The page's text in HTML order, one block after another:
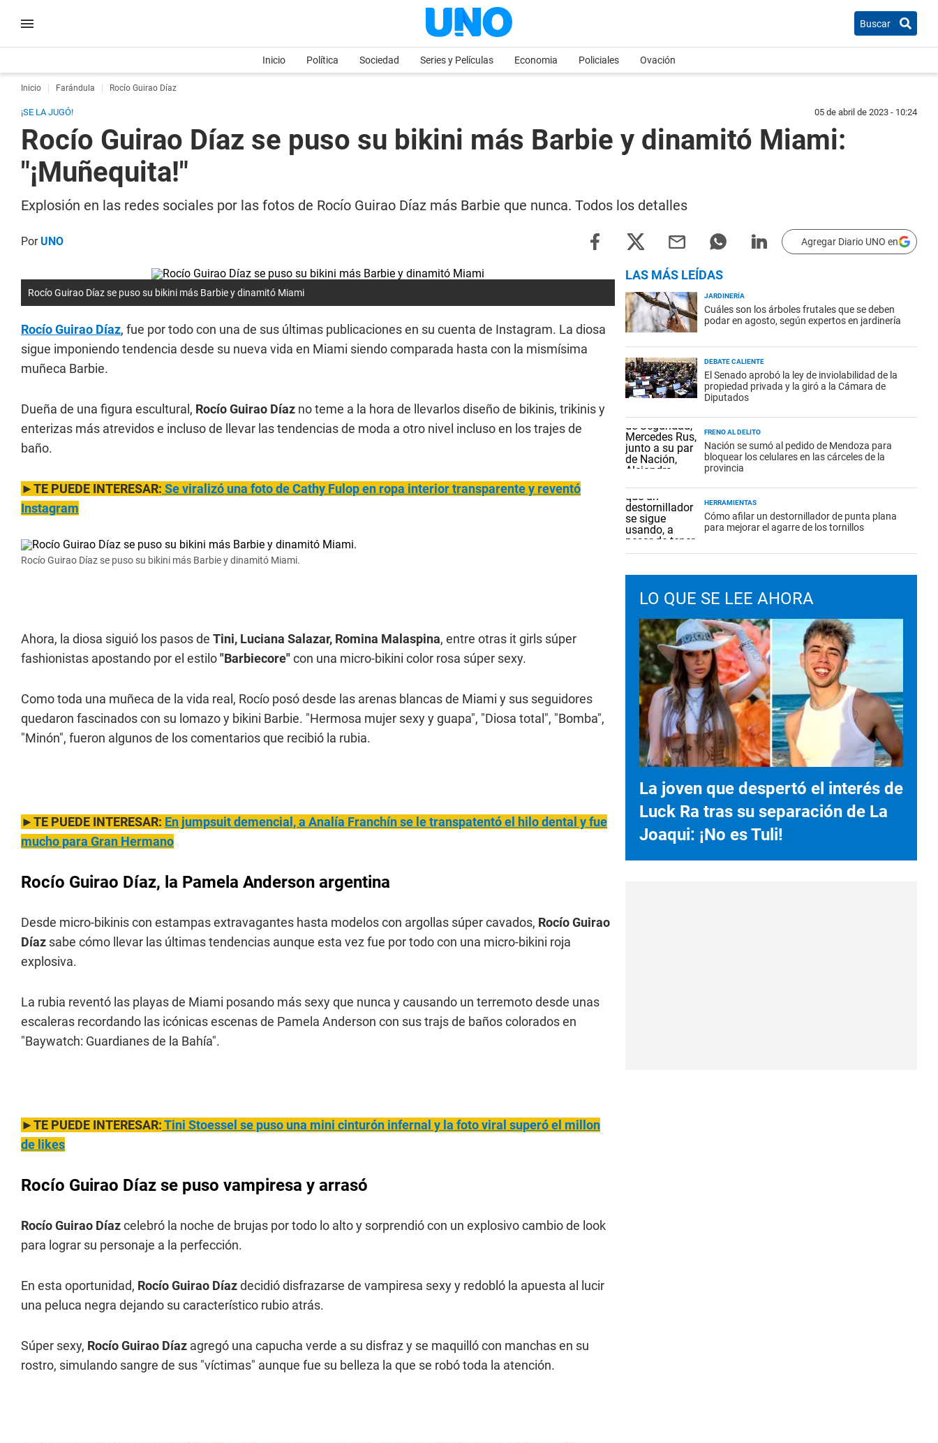
Buscar
Inicio Política Sociedad Series y Películas Economia Policiales Ovación
Inicio Farándula Rocío Guirao Díaz
¡SE LA JUGÓ! 05 de abril de 2023 - 10:24
Rocío Guirao Díaz se puso su bikini más Barbie y dinamitó Miami:
"¡Muñequita!"
Explosión en las redes sociales por las fotos de Rocío Guirao Díaz más Barbie que nunca. Todos los detalles
PorUNO Agregar Diario UNO en
Rocío Guirao Díaz se puso su bikini más Barbie y dinamitó Miami
Rocío Guirao Díaz, fue por todo con una de sus últimas publicaciones en su cuenta de Instagram. La diosa
sigue imponiendo tendencia desde su nueva vida en Miami siendo comparada hasta con la mismísima
muñeca Barbie.
Dueña de una figura escultural, Rocío Guirao Díaz no teme a la hora de llevarlos diseño de bikinis, trikinis y
enterizas más atrevidos e incluso de llevar las tendencias de moda a otro nivel incluso en los trajes de
baño.
►TE PUEDE INTERESAR: Se viralizó una foto deCathy Fulop en ropa interior transparente y reventó
Instagram
Rocío Guirao Díaz se puso su bikini más Barbie y dinamitó Miami.
Ahora, la diosa siguió los pasos de Tini, Luciana Salazar, Romina Malaspina, entre otras it girls súper
fashionistas apostando por el estilo"Barbiecore"con una micro-bikini color rosa súper sexy.
Como toda una muñeca de la vida real, Rocío posó desde las arenas blancas de Miami y sus seguidores
quedaron fascinados con su lomazo y bikini Barbie. "Hermosa mujer sexy y guapa", "Diosa total", "Bomba",
"Minón", fueron algunos de los comentarios que recibió la rubia.
►TE PUEDE INTERESAR: En jumpsuit demencial, a Analía Franchín se le transpatentó el hilo dental y fue
mucho para Gran Hermano
Rocío Guirao Díaz, la Pamela Anderson argentina
Desde micro-bikinis con estampas extravagantes hasta modelos con argollas súper cavados, Rocío Guirao
Díaz sabe cómo llevar las últimas tendencias aunque esta vez fue por todo con una micro-bikini roja
explosiva.
La rubia reventó las playas de Miami posando más sexy que nunca y causando un terremoto desde unas
escaleras recordando las icónicas escenas de Pamela Anderson con sus trajs de baños colorados en
"Baywatch: Guardianes de la Bahía".
►TE PUEDE INTERESAR:Tini Stoessel se puso una mini cinturón infernal y la foto viral superó el millon
de likes
Rocío Guirao Díaz se puso vampiresa y arrasó
Rocío Guirao Díazcelebró la noche de brujas por todo lo alto y sorprendió con un explosivo cambio de look
para lograr su personaje a la perfección.
En esta oportunidad, Rocío Guirao Díazdecidió disfrazarse de vampiresa sexy y redobló la apuesta al lucir
una peluca negra dejando su característico rubio atrás.
Súper sexy, Rocío Guirao Díaz agregó una capucha verde a su disfraz y se maquilló con manchas en su
rostro, simulando sangre de sus "víctimas" aunque fue su belleza la que se robó toda la atención.
LAS MÁS LEÍDAS
JARDINERÍA
Cuáles son los árboles frutales que se deben
podar en agosto, según expertos en jardinería
DEBATE CALIENTE
El Senado aprobó la ley de inviolabilidad de la
propiedad privada y la giró a la Cámara de
Diputados
FRENO AL DELITO
Nación se sumó al pedido de Mendoza para
bloquear los celulares en las cárceles de la
provincia
HERRAMIENTAS
Cómo afilar un destornillador de punta plana
para mejorar el agarre de los tornillos
LO QUE SE LEE AHORA
La joven que despertó el interés de
Luck Ra tras su separación de La
Joaqui: ¡No es Tuli!